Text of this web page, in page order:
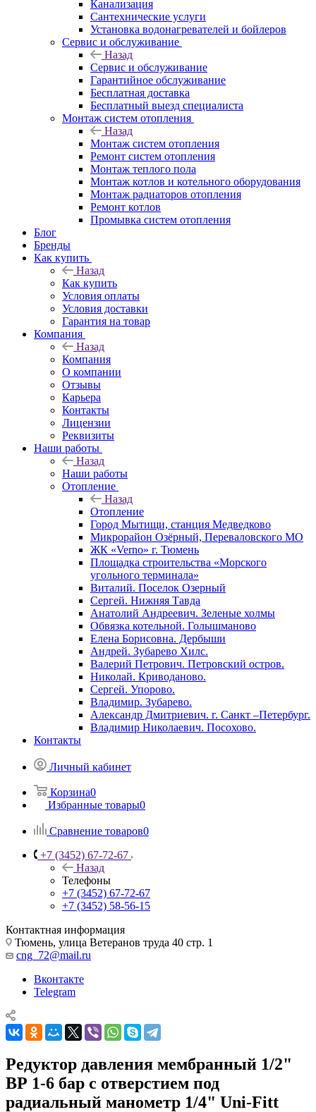
Канализация
Сантехнические услуги
Установка водонагревателей и бойлеров
Сервис и обслуживание
Назад
Сервис и обслуживание
Гарантийное обслуживание
Бесплатная доставка
Бесплатный выезд специалиста
Монтаж систем отопления
Назад
Монтаж систем отопления
Ремонт систем отопления
Монтаж теплого пола
Монтаж котлов и котельного оборудования
Монтаж радиаторов отопления
Ремонт котлов
Промывка систем отопления
Блог
Бренды
Как купить
Назад
Как купить
Условия оплаты
Условия доставки
Гарантия на товар
Компания
Назад
Компания
О компании
Отзывы
Карьера
Контакты
Лицензии
Реквизиты
Наши работы
Назад
Наши работы
Отопление
Назад
Отопление
Город Мытищи, станция Медведково
Микрорайон Озёрный, Переваловского МО
ЖК «Verno» г. Тюмень
Площадка строительства «Морского
угольного терминала»
Виталий. Поселок Озерный
Сергей. Нижняя Тавда
Анатолий Андреевич. Зеленые холмы
Обвязка котельной. Голышманово
Елена Борисовна. Дербыши
Андрей. Зубарево Хилс.
Валерий Петрович. Петровский остров.
Николай. Криводаново.
Сергей. Упорово.
Владимир. Зубарево.
Александр Дмитриевич. г. Санкт –Петербург.
Владимир Николаевич. Посохово.
Контакты
Личный кабинет
Корзина0
Избранные товары0
Сравнение товаров0
+7 (3452) 67-72-67
Назад
Телефоны
+7 (3452) 67-72-67
+7 (3452) 58-56-15
Контактная информация
Тюмень, улица Ветеранов труда 40 стр. 1
cng_72@mail.ru
Вконтакте
Telegram
Редуктор давления мембранный 1/2"
ВР 1-6 бар с отверстием под
радиальный манометр 1/4" Uni-Fitt